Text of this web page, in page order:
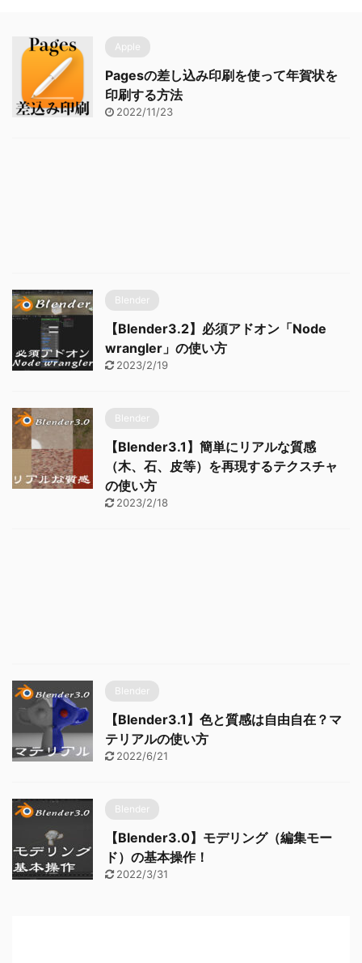
Apple
Pagesの差し込み印刷を使って年賀状を
印刷する方法
2022/11/23
Blender
【Blender3.2】必須アドオン「Node
wrangler」の使い方
2023/2/19
Blender
【Blender3.1】簡単にリアルな質感
（木、石、皮等）を再現するテクスチャ
の使い方
2023/2/18
Blender
【Blender3.1】色と質感は自由自在？マ
テリアルの使い方
2022/6/21
Blender
【Blender3.0】モデリング（編集モー
ド）の基本操作！
2022/3/31